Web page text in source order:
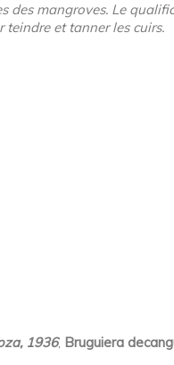
des mangroves. Le
et tanner les cuirs.
1936, Bruguiera